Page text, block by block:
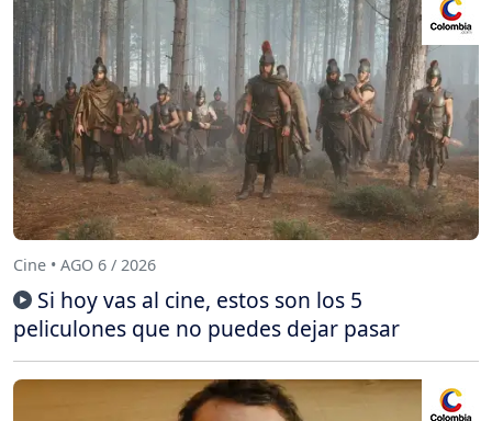
Cine • AGO 6 / 2026
Si hoy vas al cine, estos son los 5
peliculones que no puedes dejar pasar